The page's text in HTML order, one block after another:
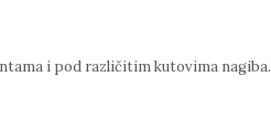
i pod različitim kutovima nagiba.